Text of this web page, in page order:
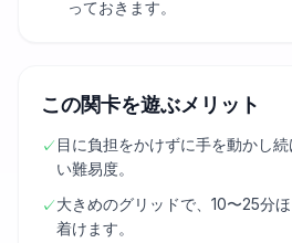
っておきます。
この関卡を遊ぶメリット
✓ 目に負担をかけずに手を動かし
い難易度。
✓大きめのグリッドで、10〜25分
着けます。